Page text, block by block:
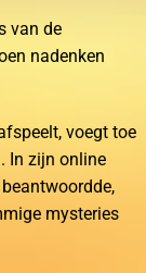
van de
nadenken
voegt toe
In zijn online
mysteries